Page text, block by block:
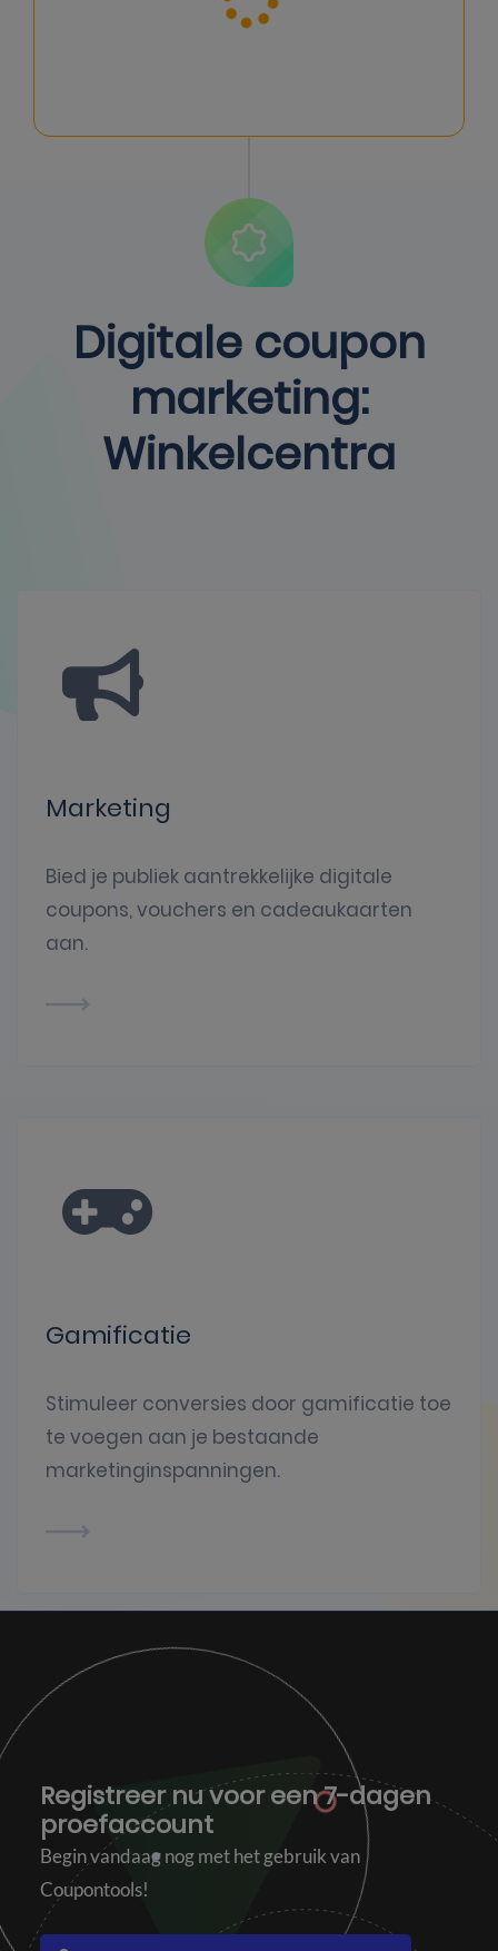
Digitale coupon
marketing:
Winkelcentra
Marketing
Bied je publiek aantrekkelijke digitale
coupons, vouchers en cadeaukaarten
aan.
Gamificatie
Stimuleer conversies door gamificatie toe
te voegen aan je bestaande
marketinginspanningen.
Registreer nu voor een7-dagen
proefaccount
Begin vandaag nog met het gebruik van
Coupontools!